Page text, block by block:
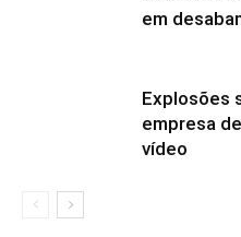
em
Explosões
empresa
vídeo